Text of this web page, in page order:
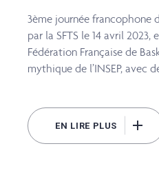
3ème journée francophone
par la SFTS le 14 avril
Fédération Française de
mythique de l’INSEP, avec
EN LIRE PLUS